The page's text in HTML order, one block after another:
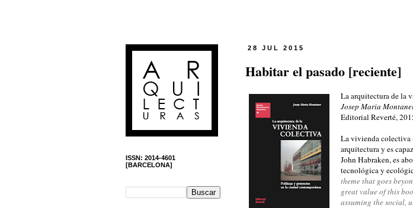
28 JUL 2015
Habitar el pasado [reciente]
La arquitectura de la
Josep Maria
Editorial Reverté,
La vivienda colectiva
arquitectura y es
John Habraken, es
tecnológica y
themethat goes
great value ofthis
assuming thesocial,
ISSN: 2014-4601
[BARCELONA]